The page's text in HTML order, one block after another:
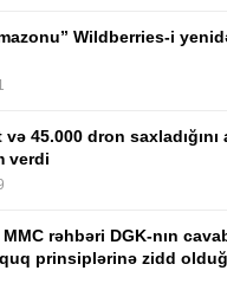
Wildberries-i
45.000 dron saxladığını
verdi
MMC rəhbəri DGK-nın
prinsiplərinə zidd